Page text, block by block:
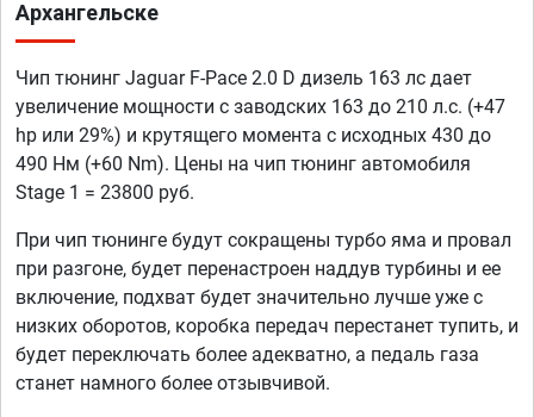
Архангельске
Чип тюнинг Jaguar F-Pace 2.0 D дизель 163 лс дает
увеличение мощности с заводских 163 до 210 л.с. (+47
hp или 29%) и крутящего момента с исходных 430 до
490 Нм (+60 Nm). Цены на чип тюнинг автомобиля
Stage 1 = 23800 руб.
При чип тюнинге будут сокращены турбо яма и провал
при разгоне, будет перенастроен наддув турбины и ее
включение, подхват будет значительно лучше уже с
низких оборотов, коробка передач перестанет тупить, и
будет переключать более адекватно, а педаль газа
станет намного более отзывчивой.